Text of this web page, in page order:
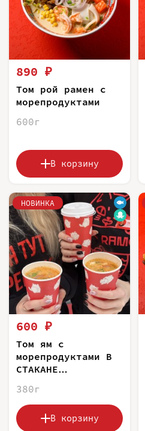
890 ₽
Том рой рамен с
морепродуктами
600г
В корзину
НОВИНКА
600 ₽
Том ям с
морепродуктами В
СТАКАНЕ
380г
В корзину